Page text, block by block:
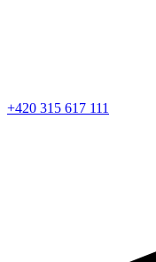
+420 315 617 111